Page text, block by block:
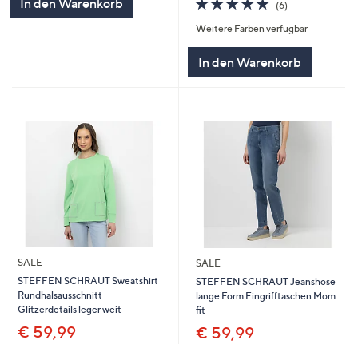
In den Warenkorb
von
5
(6)
Weitere Farben verfügbar
In den Warenkorb
SALE
STEFFEN SCHRAUT Sweatshirt
Rundhalsausschnitt
Glitzerdetails leger weit
€ 59,99
SALE
STEFFEN SCHRAUT Jeanshose
lange Form Eingrifftaschen Mom
fit
€ 59,99